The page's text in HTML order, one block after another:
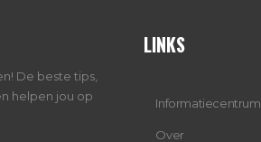
De beste tips,
helpen jou op
LINKS
Informatiecentrum
Over